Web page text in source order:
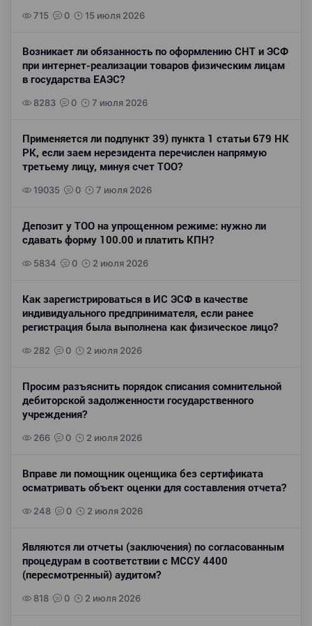
715 0 15 июля 2026
Возникает ли обязанность по оформлению СНТ и ЭСФ
при интернет-реализации товаров физическим лицам
в государства ЕАЭС?
8283 0 7 июля 2026
Применяется ли подпункт 39) пункта 1 статьи 679 НК
РК, если заем нерезидента перечислен напрямую
третьему лицу, минуя счет ТОО?
19035 0 7 июля 2026
Депозит у ТОО на упрощенном режиме: нужно ли
сдавать форму 100.00 и платить КПН?
5834 0 2 июля 2026
Как зарегистрироваться в ИС ЭСФ в качестве
индивидуального предпринимателя, если ранее
регистрация была выполнена как физическое лицо?
282 0 2 июля 2026
Просим разъяснить порядок списания сомнительной
дебиторской задолженности государственного
учреждения?
266 0 2 июля 2026
Вправе ли помощник оценщика без сертификата
осматривать объект оценки для составления отчета?
248 0 2 июля 2026
Являются ли отчеты (заключения) по согласованным
процедурам в соответствии с МССУ 4400
(пересмотренный) аудитом?
818 0 2 июля 2026